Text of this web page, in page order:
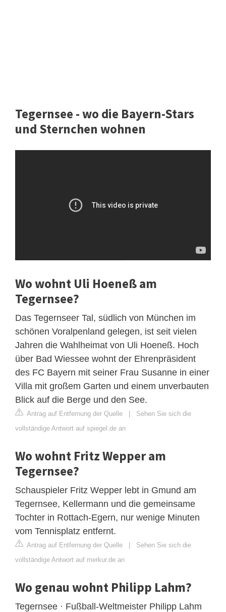
Tegernsee - wo die Bayern-Stars
und Sternchen wohnen
Wo wohnt Uli Hoeneß am
Tegernsee?
Das Tegernseer Tal, südlich von München im
schönen Voralpenland gelegen, ist seit vielen
Jahren die Wahlheimat von Uli Hoeneß. Hoch
über Bad Wiessee wohnt der Ehrenpräsident
des FC Bayern mit seiner Frau Susanne in einer
Villa mit großem Garten und einem unverbauten
Blick auf die Berge und den See.
Antrag auf Entfernung der Quelle | Sehen Sie sich die
vollständige Antwort auf spiegel.de an
Wo wohnt Fritz Wepper am
Tegernsee?
Schauspieler Fritz Wepper lebt in Gmund am
Tegernsee, Kellermann und die gemeinsame
Tochter in Rottach-Egern, nur wenige Minuten
vom Tennisplatz entfernt.
Antrag auf Entfernung der Quelle | Sehen Sie sich die
vollständige Antwort auf merkur.de an
Wo genau wohnt Philipp Lahm?
Tegernsee · Fußball-Weltmeister Philipp Lahm